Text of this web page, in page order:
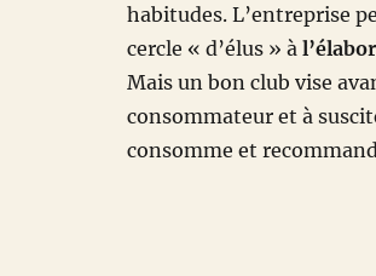
habitudes. L’entreprise
cercle « d’élus » à
Mais un bon club vise
consommateur et à
consomme et